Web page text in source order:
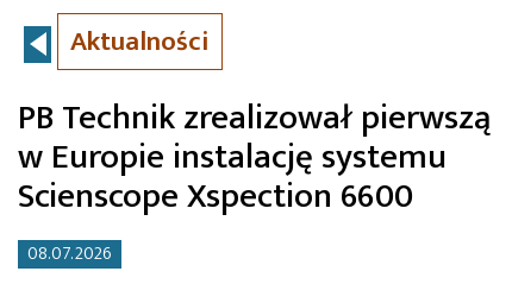
Aktualności
PB Technik zrealizował pierwszą
w Europie instalację systemu
Scienscope Xspection 6600
08.07.2026